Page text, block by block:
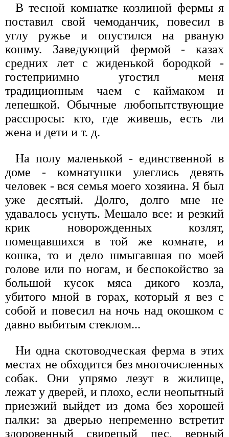
В тесной комнатке козлиной фермы я
поставил свой чемоданчик, повесил в
углу ружье и опустился на рваную
кошму. Заведующий фермой - казах
средних лет с жиденькой бородкой -
гостеприимно угостил меня
традиционным чаем с каймаком и
лепешкой. Обычные любопытствующие
расспросы: кто, где живешь, есть ли
жена и дети и т. д.
На полу маленькой - единственной в
доме - комнатушки улеглись девять
человек - вся семья моего хозяина. Я был
уже десятый. Долго, долго мне не
удавалось уснуть. Мешало все: и резкий
крик новорожденных козлят,
помещавшихся в той же комнате, и
кошка, то и дело шмыгавшая по моей
голове или по ногам, и беспокойство за
большой кусок мяса дикого козла,
убитого мной в горах, который я вез с
собой и повесил на ночь над окошком с
давно выбитым стеклом...
Ни одна скотоводческая ферма в этих
местах не обходится без многочисленных
собак. Они упрямо лезут в жилище,
лежат у дверей, и плохо, если неопытный
приезжий выйдет из дома без хорошей
палки: за дверью непременно встретит
здоровенный свирепый пес, верный